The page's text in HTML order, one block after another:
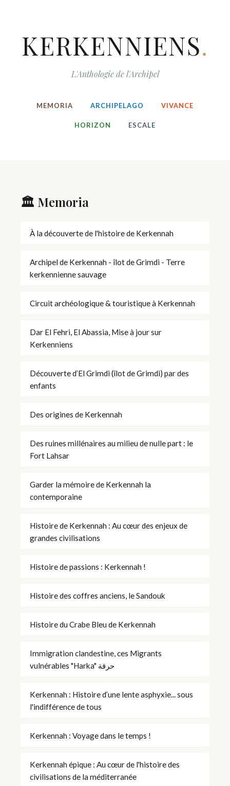
KERKENNIENS.
L'Anthologie de l'Archipel
MEMORIA ARCHIPELAGO VIVANCE
HORIZON ESCALE
🏛️ Memoria
À la découverte de l'histoire de Kerkennah
Archipel de Kerkennah - îlot de Grimdi - Terre
kerkennienne sauvage
Circuit archéologique & touristique à Kerkennah
Dar El Fehri, El Abassia, Mise à jour sur
Kerkenniens
Découverte d’El Grimdi (îlot de Grimdi) par des
enfants
Des origines de Kerkennah
Des ruines millénaires au milieu de nulle part : le
Fort Lahsar
Garder la mémoire de Kerkennah la
contemporaine
Histoire de Kerkennah : Au cœur des enjeux de
grandes civilisations
Histoire de passions : Kerkennah !
Histoire des coffres anciens, le Sandouk
Histoire du Crabe Bleu de Kerkennah
Immigration clandestine, ces Migrants
vulnérables "Harka" حرقة
Kerkennah : Histoire d’une lente asphyxie... sous
l'indifférence de tous
Kerkennah : Voyage dans le temps !
Kerkennah épique : Au cœur de l'histoire des
civilisations de la méditerranée